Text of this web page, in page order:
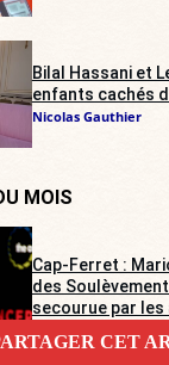
Bilal Hassani et
enfants cachés
Nicolas Gauthier
MOIS
Cap-Ferret :
des
secourue par
CET